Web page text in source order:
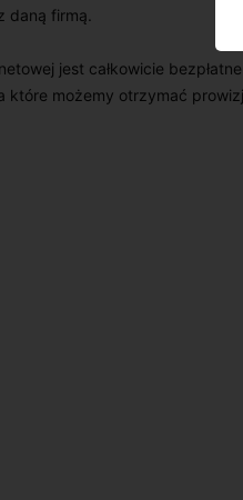
daną firmą.
jest całkowicie
które możemy otrzymać